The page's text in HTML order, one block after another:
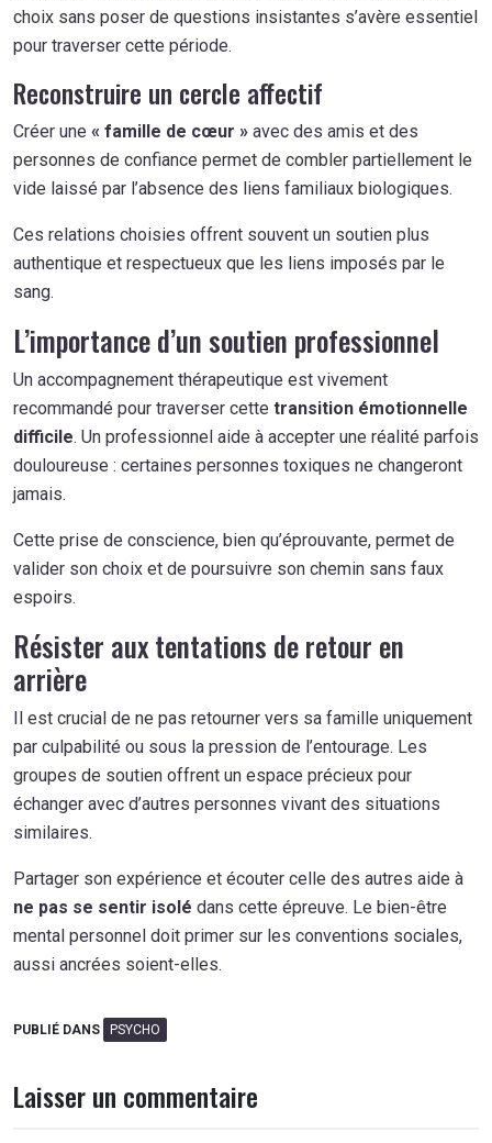
choix sans poser de questions insistantes s’avère essentiel
pour traverser cette période.
Reconstruire un cercle affectif
Créer une « famille de cœur » avec des amis et des
personnes de confiance permet de combler partiellement le
vide laissé par l’absence des liens familiaux biologiques.
Ces relations choisies offrent souvent un soutien plus
authentique et respectueux que les liens imposés par le
sang.
L’importance d’un soutien professionnel
Un accompagnement thérapeutique est vivement
recommandé pour traverser cette transition émotionnelle
difficile. Un professionnel aide à accepter une réalité parfois
douloureuse : certaines personnes toxiques ne changeront
jamais.
Cette prise de conscience, bien qu’éprouvante, permet de
valider son choix et de poursuivre son chemin sans faux
espoirs.
Résister aux tentations de retour en
arrière
Il est crucial de ne pas retourner vers sa famille uniquement
par culpabilité ou sous la pression de l’entourage. Les
groupes de soutien offrent un espace précieux pour
échanger avec d’autres personnes vivant des situations
similaires.
Partager son expérience et écouter celle des autres aide à
ne pas se sentir isolé dans cette épreuve. Le bien-être
mental personnel doit primer sur les conventions sociales,
aussi ancrées soient-elles.
PUBLIÉ DANS PSYCHO
Laisser un commentaire